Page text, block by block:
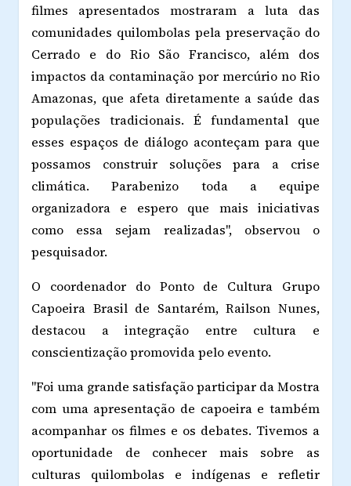
filmes apresentados mostraram a luta das
comunidades quilombolas pela preservação do
Cerrado e do Rio São Francisco, além dos
impactos da contaminação por mercúrio no Rio
Amazonas, que afeta diretamente a saúde das
populações tradicionais. É fundamental que
esses espaços de diálogo aconteçam para que
possamos construir soluções para a crise
climática. Parabenizo toda a equipe
organizadora e espero que mais iniciativas
como essa sejam realizadas", observou o
pesquisador.
O coordenador do Ponto de Cultura Grupo
Capoeira Brasil de Santarém, Railson Nunes,
destacou a integração entre cultura e
conscientização promovida pelo evento.
"Foi uma grande satisfação participar da Mostra
com uma apresentação de capoeira e também
acompanhar os filmes e os debates. Tivemos a
oportunidade de conhecer mais sobre as
culturas quilombolas e indígenas e refletir